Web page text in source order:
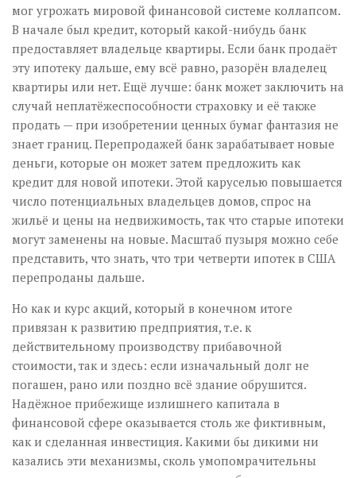
мог угрожать мировой финансовой системе коллапсом.
В начале был кредит, который какой-нибудь банк
предоставляет владельце квартиры. Если банк продаёт
эту ипотеку дальше, ему всё равно, разорён владелец
квартиры или нет. Ещё лучше: банк может заключить на
случай неплатёжеспособности страховку и её также
продать — при изобретении ценных бумаг фантазия не
знает границ. Перепродажей банк зарабатывает новые
деньги, которые он может затем предложить как
кредит для новой ипотеки. Этой каруселью повышается
число потенциальных владельцев домов, спрос на
жильё и цены на недвижимость, так что старые ипотеки
могут заменены на новые. Масштаб пузыря можно себе
представить, что знать, что три четверти ипотек в США
перепроданы дальше.
Но как и курс акций, который в конечном итоге
привязан к развитию предприятия, т.е. к
действительному производству прибавочной
стоимости, так и здесь: если изначальный долг не
погашен, рано или поздно всё здание обрушится.
Надёжное прибежище излишнего капитала в
финансовой сфере оказывается столь же фиктивным,
как и сделанная инвестиция. Какими бы дикими ни
казались эти механизмы, сколь умопомрачительны